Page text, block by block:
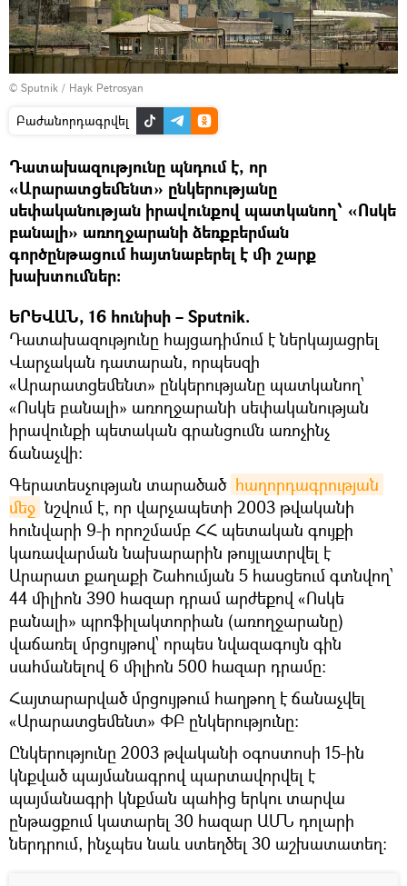
© Sputnik / Hayk Petrosyan
Բաժանորդագրվել
Դատախազությունը պնդում է, որ
«Արարատցեմենտ» ընկերությանը
սեփականության իրավունքով պատկանող՝ «Ոսկե
բանալի» առողջարանի ձեռքբերման
գործընթացում հայտնաբերել է մի շարք
խախտումներ:
ԵՐԵՎԱՆ, 16 հունիսի – Sputnik.
Դատախազությունը հայցադիմում է ներկայացրել
Վարչական դատարան, որպեսզի
«Արարատցեմենտ» ընկերությանը պատկանող՝
«Ոսկե բանալի» առողջարանի սեփականության
իրավունքի պետական գրանցումն առոչինչ
ճանաչվի։
Գերատեսչության տարածած հաղորդագրության
մեջ նշվում է, որ վարչապետի 2003 թվականի
հունվարի 9-ի որոշմամբ ՀՀ պետական գույքի
կառավարման նախարարին թույլատրվել է
Արարատ քաղաքի Շահումյան 5 հասցեում գտնվող՝
44 միլիոն 390 հազար դրամ արժեքով «Ոսկե
բանալի» պրոֆիլակտորիան (առողջարանը)
վաճառել մրցույթով՝ որպես նվազագույն գին
սահմանելով 6 միլիոն 500 հազար դրամը:
Հայտարարված մրցույթում հաղթող է ճանաչվել
«Արարատցեմենտ» ՓԲ ընկերությունը:
Ընկերությունը 2003 թվականի օգոստոսի 15-ին
կնքված պայմանագրով պարտավորվել է
պայմանագրի կնքման պահից երկու տարվա
ընթացքում կատարել 30 հազար ԱՄՆ դոլարի
ներդրում, ինչպես նաև ստեղծել 30 աշխատատեղ: